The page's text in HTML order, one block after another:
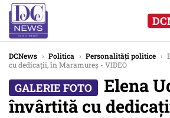
DCNews › Politica › Personalități politice ›
cu dedicații, în Maramureș - VIDEO
Elena
învârtită cu